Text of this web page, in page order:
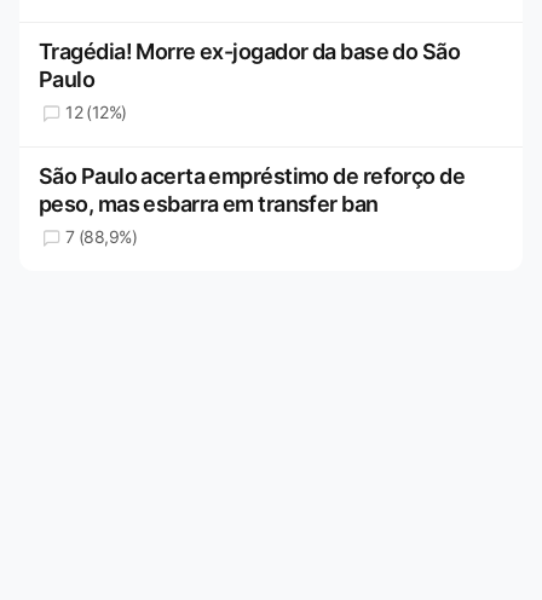
Tragédia! Morre ex-jogador da base do São
Paulo
12 (12%)
São Paulo acerta empréstimo de reforço de
peso, mas esbarra em transfer ban
7 (88,9%)